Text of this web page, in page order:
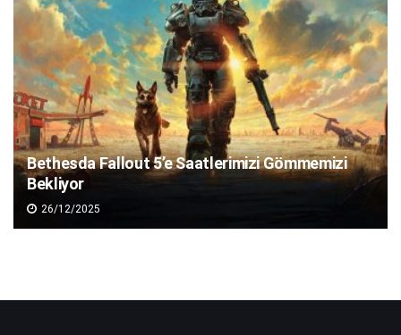
Bethesda Fallout 5’e Saatlerimizi Gömmemizi
Bekliyor
26/12/2025